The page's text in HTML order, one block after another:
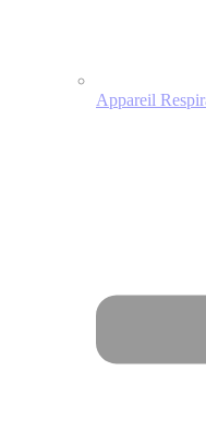
Appareil